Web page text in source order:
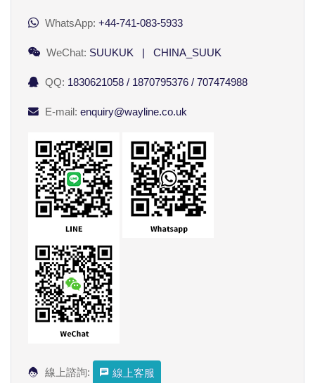
WhatsApp: +44-741-083-5933
WeChat: SUUKUK | CHINA_SUUK
QQ: 1830621058 / 1870795376 / 707474988
E-mail: enquiry@wayline.co.uk
線上諮詢: 線上客服